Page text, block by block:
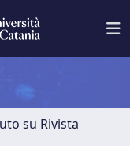
su Rivista